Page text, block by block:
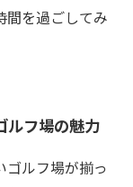
間を過ごしてみ
ルフ場の魅力
ゴルフ場が揃っ